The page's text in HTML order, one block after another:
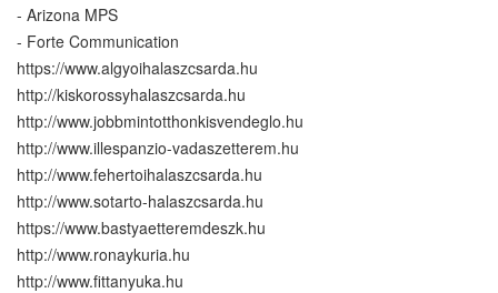
- Arizona MPS
- Forte Communication
https://www.algyoihalaszcsarda.hu
http://kiskorossyhalaszcsarda.hu
http://www.jobbmintotthonkisvendeglo.hu
http://www.illespanzio-vadaszetterem.hu
http://www.fehertoihalaszcsarda.hu
http://www.sotarto-halaszcsarda.hu
https://www.bastyaetteremdeszk.hu
http://www.ronaykuria.hu
http://www.fittanyuka.hu